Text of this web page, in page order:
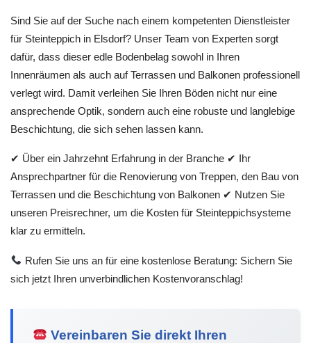
Sind Sie auf der Suche nach einem kompetenten Dienstleister
für Steinteppich in Elsdorf? Unser Team von Experten sorgt
dafür, dass dieser edle Bodenbelag sowohl in Ihren
Innenräumen als auch auf Terrassen und Balkonen professionell
verlegt wird. Damit verleihen Sie Ihren Böden nicht nur eine
ansprechende Optik, sondern auch eine robuste und langlebige
Beschichtung, die sich sehen lassen kann.
✔ Über ein Jahrzehnt Erfahrung in der Branche ✔ Ihr
Ansprechpartner für die Renovierung von Treppen, den Bau von
Terrassen und die Beschichtung von Balkonen ✔ Nutzen Sie
unseren Preisrechner, um die Kosten für Steinteppichsysteme
klar zu ermitteln.
Rufen Sie uns an für eine kostenlose Beratung: Sichern Sie
sich jetzt Ihren unverbindlichen Kostenvoranschlag!
Vereinbaren Sie direkt Ihren